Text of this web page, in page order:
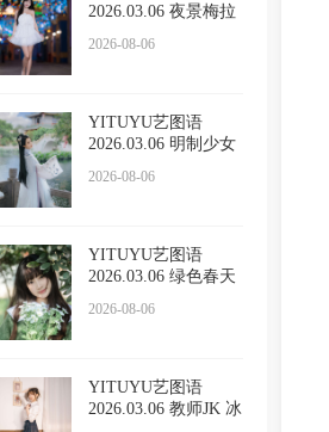
2026.03.06 夜景梅拉
2026-08-06
YITUYU艺图语
2026.03.06 明制少女
2026-08-06
YITUYU艺图语
2026.03.06 绿色春天
2026-08-06
YITUYU艺图语
2026.03.06 教师JK 冰